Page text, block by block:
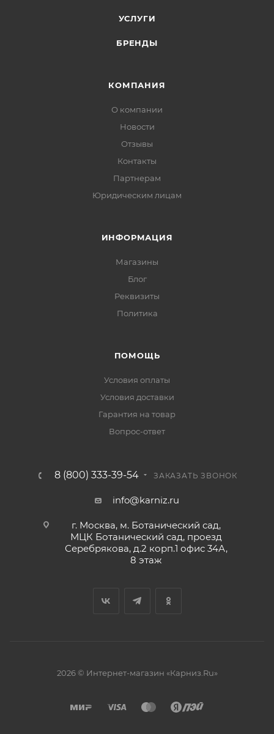
УСЛУГИ
БРЕНДЫ
КОМПАНИЯ
О компании
Новости
Отзывы
Контакты
Партнерам
Юридическим лицам
ИНФОРМАЦИЯ
Магазины
Блог
Реквизиты
Политика
ПОМОЩЬ
Условия оплаты
Условия доставки
Гарантия на товар
Вопрос-ответ
8 (800) 333-39-54 ЗАКАЗАТЬ ЗВОНОК
info@karniz.ru
г. Москва, м. Ботанический сад,
МЦК Ботанический сад, проезд
Серебрякова, д.2 корп.1 офис 34А,
8 этаж
2026 © Интернет-магазин «Карниз.Ru»